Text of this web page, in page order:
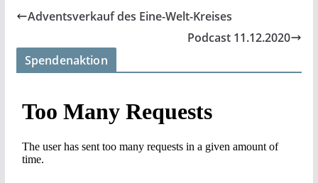
Adventsverkauf des Eine-Welt-Kreises
Podcast 11.12.2020
Spendenaktion